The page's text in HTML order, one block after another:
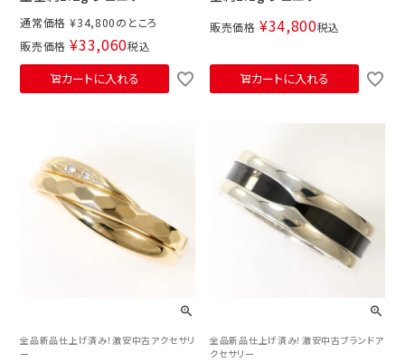
通常価格 ¥34,800
販売価格 ¥33,060税込
カートに入れる
販売価格 ¥34,800税込
カートに入れる
全品新品仕上げ済み！激安中古アクセサリ
ー
全品新品仕上げ済み！激安中古ブランドア
クセサリー